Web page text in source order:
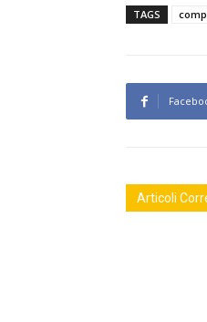
TAGS
Articoli